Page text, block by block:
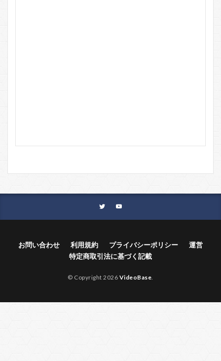
お問い合わせ 利用規約 プライバシーポリシー
運営
特定商取引法に基づく記載
© Copyright 2026 VideoBase.